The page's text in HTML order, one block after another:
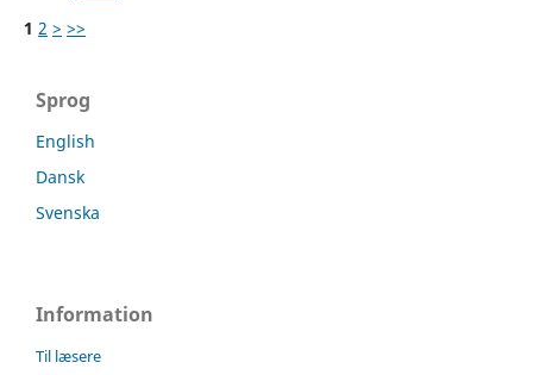
1 2 > >>
Sprog
English
Dansk
Svenska
Information
Til læsere